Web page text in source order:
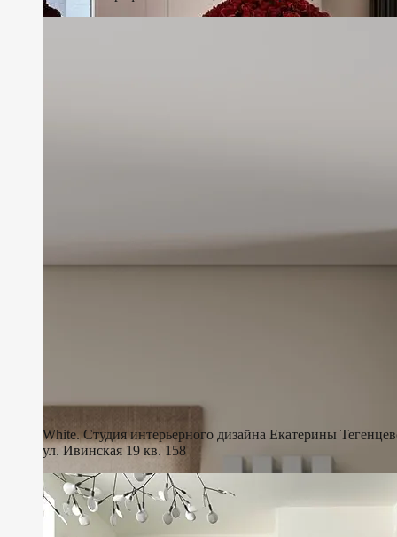
White. Студия интерьерного дизайна Екатерины
ул. Ивинская 19 кв. 158